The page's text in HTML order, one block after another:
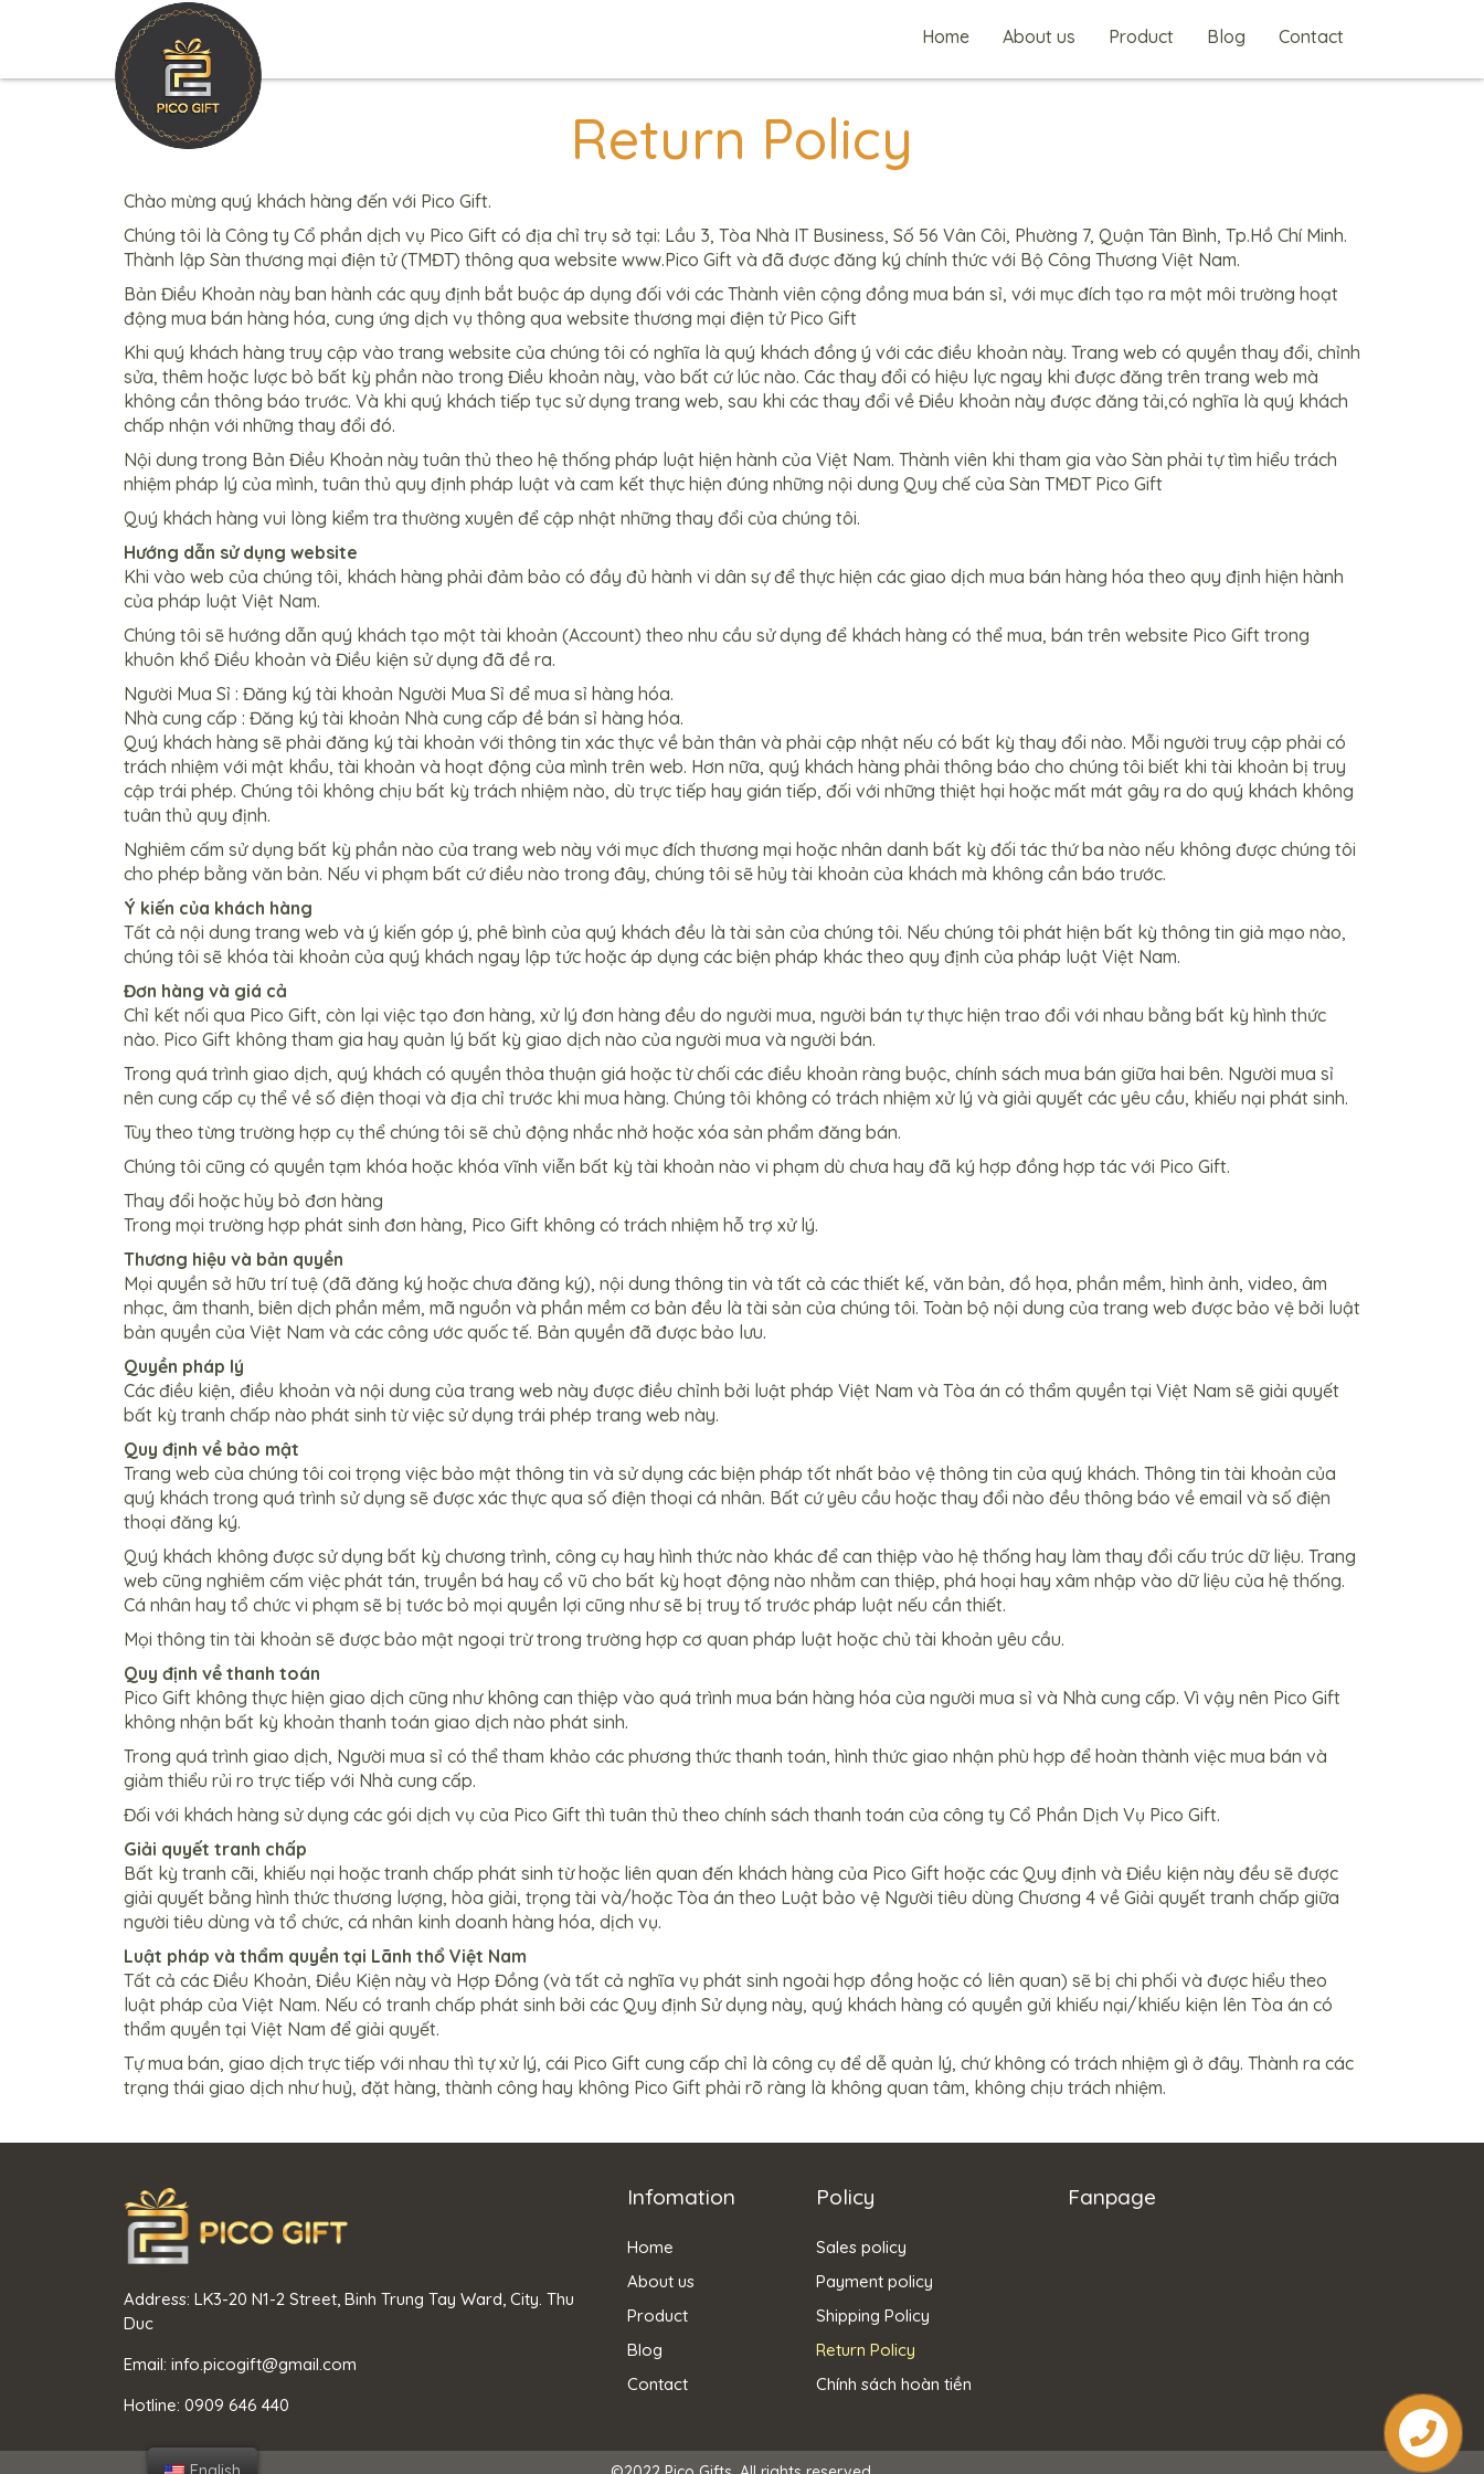
Home About us Product Blog Contact
Return Policy
Chào mừng quý khách hàng đến với Pico Gift.
Chúng tôi là Công ty Cổ phần dịch vụ Pico Gift có địa chỉ trụ sở tại: Lầu 3, Tòa Nhà IT Business, Số 56 Vân Côi, Phường 7, Quận Tân Bình, Tp.Hồ Chí Minh.
Thành lập Sàn thương mại điện tử (TMĐT) thông qua website www.Pico Gift và đã được đăng ký chính thức với Bộ Công Thương Việt Nam.
Bản Điều Khoản này ban hành các quy định bắt buộc áp dụng đối với các Thành viên cộng đồng mua bán sỉ, với mục đích tạo ra một môi trường hoạt
động mua bán hàng hóa, cung ứng dịch vụ thông qua website thương mại điện tử Pico Gift
Khi quý khách hàng truy cập vào trang website của chúng tôi có nghĩa là quý khách đồng ý với các điều khoản này. Trang web có quyền thay đổi, chỉnh
sửa, thêm hoặc lược bỏ bất kỳ phần nào trong Điều khoản này, vào bất cứ lúc nào. Các thay đổi có hiệu lực ngay khi được đăng trên trang web mà
không cần thông báo trước. Và khi quý khách tiếp tục sử dụng trang web, sau khi các thay đổi về Điều khoản này được đăng tải,có nghĩa là quý khách
chấp nhận với những thay đổi đó.
Nội dung trong Bản Điều Khoản này tuân thủ theo hệ thống pháp luật hiện hành của Việt Nam. Thành viên khi tham gia vào Sàn phải tự tìm hiểu trách
nhiệm pháp lý của mình, tuân thủ quy định pháp luật và cam kết thực hiện đúng những nội dung Quy chế của Sàn TMĐT Pico Gift
Quý khách hàng vui lòng kiểm tra thường xuyên để cập nhật những thay đổi của chúng tôi.
Hướng dẫn sử dụng website
Khi vào web của chúng tôi, khách hàng phải đảm bảo có đầy đủ hành vi dân sự để thực hiện các giao dịch mua bán hàng hóa theo quy định hiện hành
của pháp luật Việt Nam.
Chúng tôi sẽ hướng dẫn quý khách tạo một tài khoản (Account) theo nhu cầu sử dụng để khách hàng có thể mua, bán trên website Pico Gift trong
khuôn khổ Điều khoản và Điều kiện sử dụng đã đề ra.
Người Mua Sỉ : Đăng ký tài khoản Người Mua Sỉ để mua sỉ hàng hóa.
Nhà cung cấp : Đăng ký tài khoản Nhà cung cấp đề bán sỉ hàng hóa.
Quý khách hàng sẽ phải đăng ký tài khoản với thông tin xác thực về bản thân và phải cập nhật nếu có bất kỳ thay đổi nào. Mỗi người truy cập phải có
trách nhiệm với mật khẩu, tài khoản và hoạt động của mình trên web. Hơn nữa, quý khách hàng phải thông báo cho chúng tôi biết khi tài khoản bị truy
cập trái phép. Chúng tôi không chịu bất kỳ trách nhiệm nào, dù trực tiếp hay gián tiếp, đối với những thiệt hại hoặc mất mát gây ra do quý khách không
tuân thủ quy định.
Nghiêm cấm sử dụng bất kỳ phần nào của trang web này với mục đích thương mại hoặc nhân danh bất kỳ đối tác thứ ba nào nếu không được chúng tôi
cho phép bằng văn bản. Nếu vi phạm bất cứ điều nào trong đây, chúng tôi sẽ hủy tài khoản của khách mà không cần báo trước.
Ý kiến của khách hàng
Tất cả nội dung trang web và ý kiến góp ý, phê bình của quý khách đều là tài sản của chúng tôi. Nếu chúng tôi phát hiện bất kỳ thông tin giả mạo nào,
chúng tôi sẽ khóa tài khoản của quý khách ngay lập tức hoặc áp dụng các biện pháp khác theo quy định của pháp luật Việt Nam.
Đơn hàng và giá cả
Chỉ kết nối qua Pico Gift, còn lại việc tạo đơn hàng, xử lý đơn hàng đều do người mua, người bán tự thực hiện trao đổi với nhau bằng bất kỳ hình thức
nào. Pico Gift không tham gia hay quản lý bất kỳ giao dịch nào của người mua và người bán.
Trong quá trình giao dịch, quý khách có quyền thỏa thuận giá hoặc từ chối các điều khoản ràng buộc, chính sách mua bán giữa hai bên. Người mua sỉ
nên cung cấp cụ thể về số điện thoại và địa chỉ trước khi mua hàng. Chúng tôi không có trách nhiệm xử lý và giải quyết các yêu cầu, khiếu nại phát sinh.
Tùy theo từng trường hợp cụ thể chúng tôi sẽ chủ động nhắc nhở hoặc xóa sản phẩm đăng bán.
Chúng tôi cũng có quyền tạm khóa hoặc khóa vĩnh viễn bất kỳ tài khoản nào vi phạm dù chưa hay đã ký hợp đồng hợp tác với Pico Gift.
Thay đổi hoặc hủy bỏ đơn hàng
Trong mọi trường hợp phát sinh đơn hàng, Pico Gift không có trách nhiệm hỗ trợ xử lý.
Thương hiệu và bản quyền
Mọi quyền sở hữu trí tuệ (đã đăng ký hoặc chưa đăng ký), nội dung thông tin và tất cả các thiết kế, văn bản, đồ họa, phần mềm, hình ảnh, video, âm
nhạc, âm thanh, biên dịch phần mềm, mã nguồn và phần mềm cơ bản đều là tài sản của chúng tôi. Toàn bộ nội dung của trang web được bảo vệ bởi luật
bản quyền của Việt Nam và các công ước quốc tế. Bản quyền đã được bảo lưu.
Quyền pháp lý
Các điều kiện, điều khoản và nội dung của trang web này được điều chỉnh bởi luật pháp Việt Nam và Tòa án có thẩm quyền tại Việt Nam sẽ giải quyết
bất kỳ tranh chấp nào phát sinh từ việc sử dụng trái phép trang web này.
Quy định về bảo mật
Trang web của chúng tôi coi trọng việc bảo mật thông tin và sử dụng các biện pháp tốt nhất bảo vệ thông tin của quý khách. Thông tin tài khoản của
quý khách trong quá trình sử dụng sẽ được xác thực qua số điện thoại cá nhân. Bất cứ yêu cầu hoặc thay đổi nào đều thông báo về email và số điện
thoại đăng ký.
Quý khách không được sử dụng bất kỳ chương trình, công cụ hay hình thức nào khác để can thiệp vào hệ thống hay làm thay đổi cấu trúc dữ liệu. Trang
web cũng nghiêm cấm việc phát tán, truyền bá hay cổ vũ cho bất kỳ hoạt động nào nhằm can thiệp, phá hoại hay xâm nhập vào dữ liệu của hệ thống.
Cá nhân hay tổ chức vi phạm sẽ bị tước bỏ mọi quyền lợi cũng như sẽ bị truy tố trước pháp luật nếu cần thiết.
Mọi thông tin tài khoản sẽ được bảo mật ngoại trừ trong trường hợp cơ quan pháp luật hoặc chủ tài khoản yêu cầu.
Quy định về thanh toán
Pico Gift không thực hiện giao dịch cũng như không can thiệp vào quá trình mua bán hàng hóa của người mua sỉ và Nhà cung cấp. Vì vậy nên Pico Gift
không nhận bất kỳ khoản thanh toán giao dịch nào phát sinh.
Trong quá trình giao dịch, Người mua sỉ có thể tham khảo các phương thức thanh toán, hình thức giao nhận phù hợp để hoàn thành việc mua bán và
giảm thiểu rủi ro trực tiếp với Nhà cung cấp.
Đối với khách hàng sử dụng các gói dịch vụ của Pico Gift thì tuân thủ theo chính sách thanh toán của công ty Cổ Phần Dịch Vụ Pico Gift.
Giải quyết tranh chấp
Bất kỳ tranh cãi, khiếu nại hoặc tranh chấp phát sinh từ hoặc liên quan đến khách hàng của Pico Gift hoặc các Quy định và Điều kiện này đều sẽ được
giải quyết bằng hình thức thương lượng, hòa giải, trọng tài và/hoặc Tòa án theo Luật bảo vệ Người tiêu dùng Chương 4 về Giải quyết tranh chấp giữa
người tiêu dùng và tổ chức, cá nhân kinh doanh hàng hóa, dịch vụ.
Luật pháp và thẩm quyền tại Lãnh thổ Việt Nam
Tất cả các Điều Khoản, Điều Kiện này và Hợp Đồng (và tất cả nghĩa vụ phát sinh ngoài hợp đồng hoặc có liên quan) sẽ bị chi phối và được hiểu theo
luật pháp của Việt Nam. Nếu có tranh chấp phát sinh bởi các Quy định Sử dụng này, quý khách hàng có quyền gửi khiếu nại/khiếu kiện lên Tòa án có
thẩm quyền tại Việt Nam để giải quyết.
Tự mua bán, giao dịch trực tiếp với nhau thì tự xử lý, cái Pico Gift cung cấp chỉ là công cụ để dễ quản lý, chứ không có trách nhiệm gì ở đây. Thành ra các
trạng thái giao dịch như huỷ, đặt hàng, thành công hay không Pico Gift phải rõ ràng là không quan tâm, không chịu trách nhiệm.
Address: LK3-20 N1-2 Street, Binh Trung Tay Ward, City. Thu
Duc
Email: info.picogift@gmail.com
Hotline: 0909 646 440
Infomation
Home
About us
Product
Blog
Contact
Policy
Sales policy
Payment policy
Shipping Policy
Return Policy
Chính sách hoàn tiền
Fanpage